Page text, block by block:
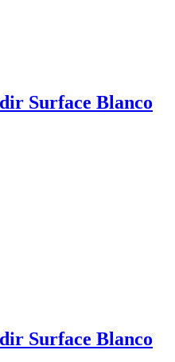
Surface Blanco
Surface Blanco